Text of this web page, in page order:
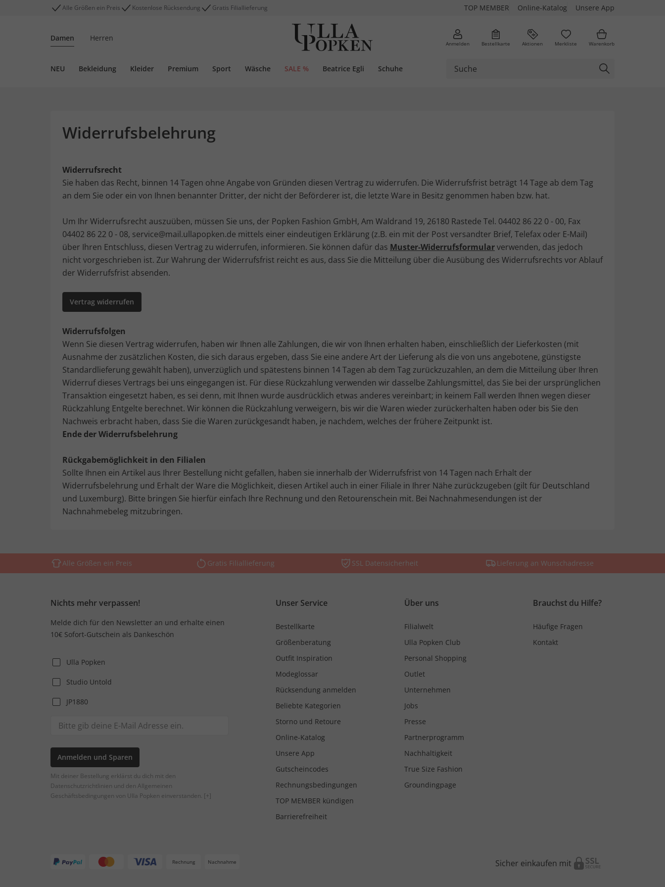
Alle Größen ein Preis Kostenlose Rücksendung Gratis Filiallieferung TOP MEMBER Online-Katalog Unsere App
Damen Herren
Anmelden Bestellkarte Aktionen Merkliste Warenkorb
NEU Bekleidung Kleider Premium Sport Wäsche SALE % Beatrice Egli Schuhe
Widerrufsbelehrung
Widerrufsrecht
Sie haben das Recht, binnen 14 Tagen ohne Angabe von Gründen diesen Vertrag zu widerrufen. Die Widerrufsfrist beträgt 14 Tage ab dem Tag
an dem Sie oder ein von Ihnen benannter Dritter, der nicht der Beförderer ist, die letzte Ware in Besitz genommen haben bzw. hat.
Um Ihr Widerrufsrecht auszuüben, müssen Sie uns, der Popken Fashion GmbH, Am Waldrand 19, 26180 Rastede Tel. 04402 86 22 0 - 00, Fax
04402 86 22 0 - 08, service@mail.ullapopken.de mittels einer eindeutigen Erklärung (z.B. ein mit der Post versandter Brief, Telefax oder E-Mail)
über Ihren Entschluss, diesen Vertrag zu widerrufen, informieren. Sie können dafür das Muster-Widerrufsformularverwenden, das jedoch
nicht vorgeschrieben ist. Zur Wahrung der Widerrufsfrist reicht es aus, dass Sie die Mitteilung über die Ausübung des Widerrufsrechts vor Ablauf
der Widerrufsfrist absenden.
Vertrag widerrufen
Widerrufsfolgen
Wenn Sie diesen Vertrag widerrufen, haben wir Ihnen alle Zahlungen, die wir von Ihnen erhalten haben, einschließlich der Lieferkosten (mit
Ausnahme der zusätzlichen Kosten, die sich daraus ergeben, dass Sie eine andere Art der Lieferung als die von uns angebotene, günstigste
Standardlieferung gewählt haben), unverzüglich und spätestens binnen 14 Tagen ab dem Tag zurückzuzahlen, an dem die Mitteilung über Ihren
Widerruf dieses Vertrags bei uns eingegangen ist. Für diese Rückzahlung verwenden wir dasselbe Zahlungsmittel, das Sie bei der ursprünglichen
Transaktion eingesetzt haben, es sei denn, mit Ihnen wurde ausdrücklich etwas anderes vereinbart; in keinem Fall werden Ihnen wegen dieser
Rückzahlung Entgelte berechnet. Wir können die Rückzahlung verweigern, bis wir die Waren wieder zurückerhalten haben oder bis Sie den
Nachweis erbracht haben, dass Sie die Waren zurückgesandt haben, je nachdem, welches der frühere Zeitpunkt ist.
Ende der Widerrufsbelehrung
Rückgabemöglichkeit in den Filialen
Sollte Ihnen ein Artikel aus Ihrer Bestellung nicht gefallen, haben sie innerhalb der Widerrufsfrist von 14 Tagen nach Erhalt der
Widerrufsbelehrung und Erhalt der Ware die Möglichkeit, diesen Artikel auch in einer Filiale in Ihrer Nähe zurückzugeben (gilt für Deutschland
und Luxemburg). Bitte bringen Sie hierfür einfach Ihre Rechnung und den Retourenschein mit. Bei Nachnahmesendungen ist der
Nachnahmebeleg mitzubringen.
Alle Größen ein Preis Gratis Filiallieferung SSL Datensicherheit Lieferung an Wunschadresse
Nichts mehr verpassen!
Melde dich für den Newsletter an und erhalte einen
10€ Sofort-Gutschein als Dankeschön
Ulla Popken
Studio Untold
JP1880
Anmelden und Sparen
Mit deiner Bestellung erklärst du dich mit den
Datenschutzrichtlinien und den Allgemeinen
Geschäftsbedingungen von Ulla Popken einverstanden. [+]
Unser Service
Bestellkarte
Größenberatung
Outfit Inspiration
Modeglossar
Rücksendung anmelden
Beliebte Kategorien
Storno und Retoure
Online-Katalog
Unsere App
Gutscheincodes
Rechnungsbedingungen
TOP MEMBER kündigen
Barrierefreiheit
Über uns
Filialwelt
Ulla Popken Club
Personal Shopping
Outlet
Unternehmen
Jobs
Presse
Partnerprogramm
Nachhaltigkeit
True Size Fashion
Groundingpage
Brauchst du Hilfe?
Häufige Fragen
Kontakt
Rechnung Nachnahme Sicher einkaufen mit